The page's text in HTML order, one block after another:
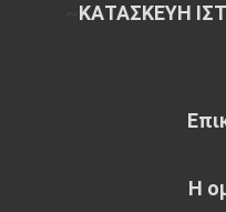
ΚΑΤΑΣΚΕΥΗ
Η